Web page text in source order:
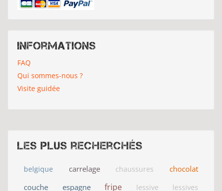
Informations
FAQ
Qui sommes-nous ?
Visite guidée
Les plus recherchés
belgique carrelage chaussures
chocolat
couche
espagne fripe lessive lessives